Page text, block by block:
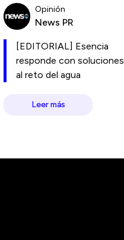
Opinión
News PR
[EDITORIAL] Esencia
responde con soluciones
al reto del agua
Leer más